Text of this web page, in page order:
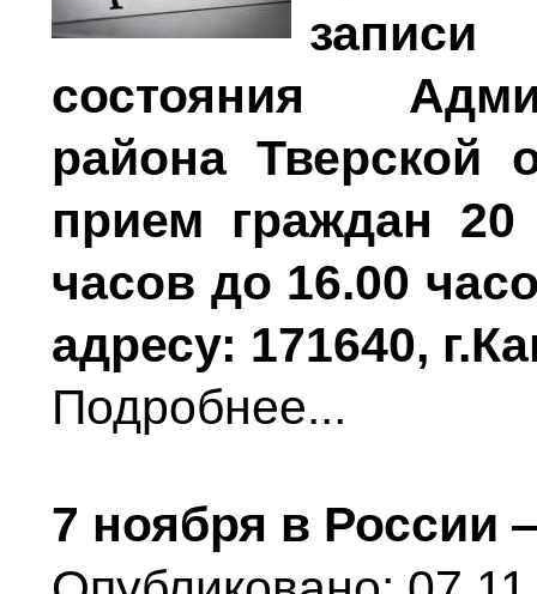
состояния
района Тверской
прием граждан
часов до 16.00
адресу: 171640,
Подробнее...
7 ноября в России